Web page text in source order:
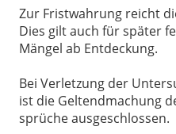
Zur Fristwahrung reicht
Dies gilt auch für später
Mängel ab Entdeckung.
Bei Verletzung der
ist die Geltendmachung
sprüche ausgeschlossen.